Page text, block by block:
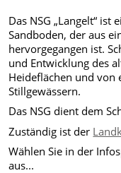
Das NSG „Langelt“
Sandboden, der aus
hervorgegangen ist.
und Entwicklung des
Heideflächen und von
Stillgewässern.
Das NSG dient dem
Zuständig ist der
Wählen Sie in der
aus...